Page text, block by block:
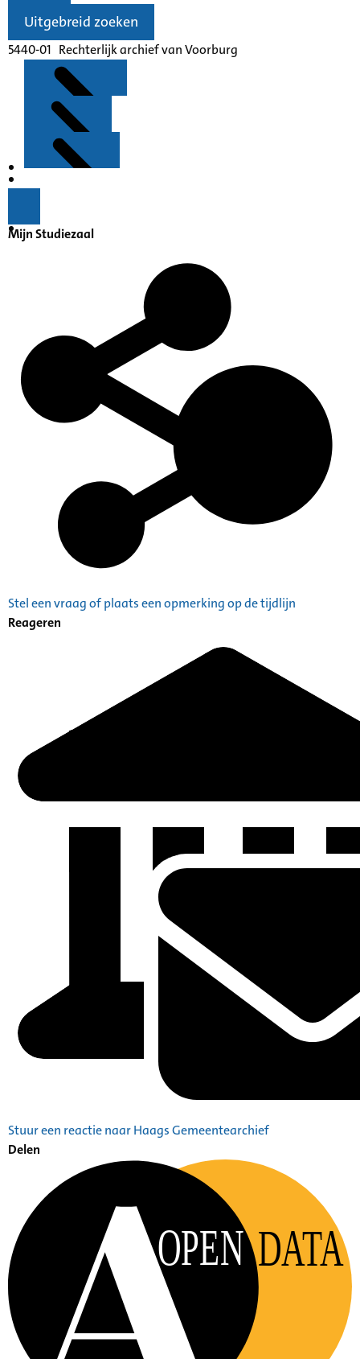
Uitgebreid zoeken
5440-01 Rechterlijk archief van Voorburg
Inventaris
Mijn Studiezaal
Stel een vraag of plaats een opmerking op de tijdlijn
Reageren
Stuur een reactie naar Haags Gemeentearchief
Delen
OPEN DATA